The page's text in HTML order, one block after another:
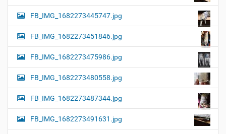
FB_IMG_1682273445747.jpg
FB_IMG_1682273451846.jpg
FB_IMG_1682273475986.jpg
FB_IMG_1682273480558.jpg
FB_IMG_1682273487344.jpg
FB_IMG_1682273491631.jpg